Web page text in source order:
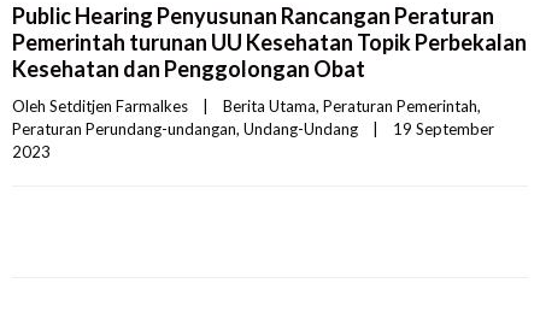
Public Hearing Penyusunan Rancangan Peraturan
Pemerintah turunan UU Kesehatan Topik Perbekalan
Kesehatan dan Penggolongan Obat
Oleh Setditjen Farmalkes Berita Utama, Peraturan Pemerintah
Peraturan Perundang-undangan, Undang-Undang
19 September
2023